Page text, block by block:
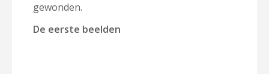
gewonden.
De eerste beelden